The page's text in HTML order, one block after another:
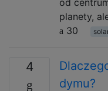
planety,
30
4
dymu?